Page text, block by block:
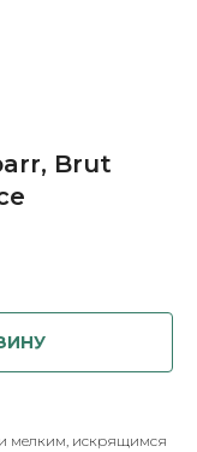
Brut
и мелким, искрящимся